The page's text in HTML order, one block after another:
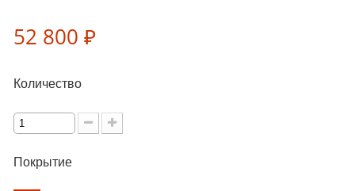
52 800 ₽
Количество
Покрытие